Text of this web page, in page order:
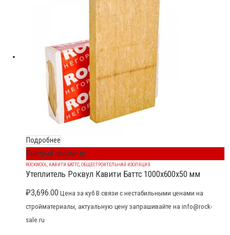
Подробнее
Быстрый просмотр
ROCKWOOL, КАВИТИ БАТТС,ОБЩЕСТРОИТЕЛЬНАЯ ИЗОЛЯЦИЯ
Утеплитель Роквул Кавити Баттс 1000x600x50 мм
₽3,696.00 Цена за куб В связи с нестабильными ценами на
стройматериалы, актуальную цену запрашивайте на info@rock-
sale.ru